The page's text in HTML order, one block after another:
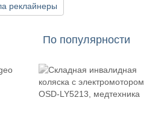
реклайнеры
По популярности